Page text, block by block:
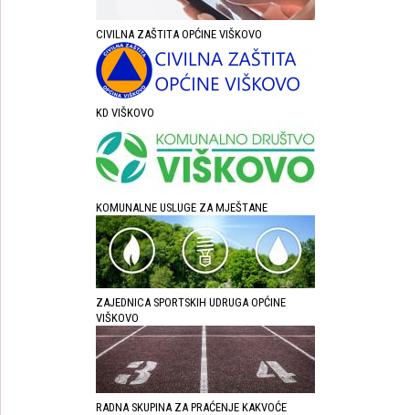
CIVILNA ZAŠTITA OPĆINE VIŠKOVO
KD VIŠKOVO
KOMUNALNE USLUGE ZA MJEŠTANE
ZAJEDNICA SPORTSKIH UDRUGA OPĆINE
VIŠKOVO
RADNA SKUPINA ZA PRAĆENJE KAKVOĆE